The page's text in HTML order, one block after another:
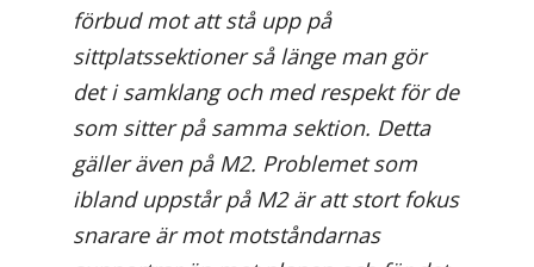
förbud mot att stå upp på
sittplatssektioner så länge man gör
det i samklang och med respekt för de
som sitter på samma sektion. Detta
gäller även på M2. Problemet som
ibland uppstår på M2 är att stort fokus
snarare är mot motståndarnas